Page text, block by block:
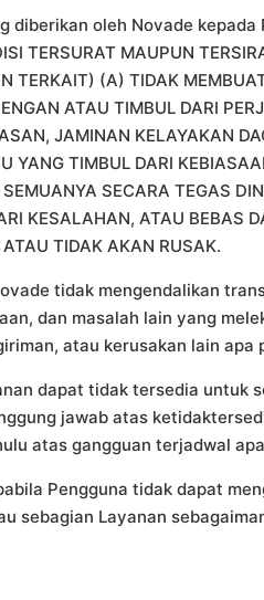
oleh Novade kepada
TERSURAT MAUPUN
TERKAIT) (A) TIDAK
ATAU TIMBUL DARI
JAMINAN KELAYAKAN
YANG TIMBUL DARI
SECARA TEGAS
KESALAHAN, ATAU BEBAS
TIDAK AKAN RUSAK.
tidak mengendalikan
dan masalah lain yang
atau kerusakan lain
dapat tidak tersedia
jawab atas
atas gangguan terjadwal
Pengguna tidak dapat
sebagian Layanan